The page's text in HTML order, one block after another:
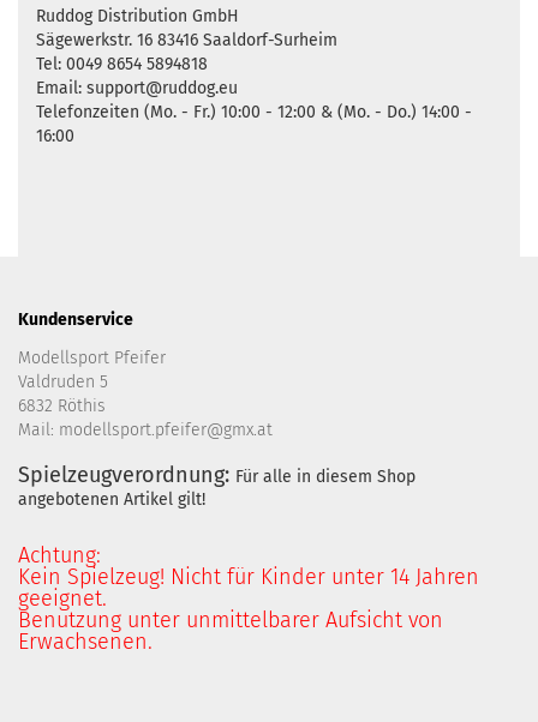
Ruddog Distribution GmbH
Sägewerkstr. 16 83416 Saaldorf-Surheim
Tel: 0049 8654 5894818
Email: support@ruddog.eu
Telefonzeiten (Mo. - Fr.) 10:00 - 12:00 & (Mo. - Do.) 14:00 -
16:00
Kundenservice
Modellsport Pfeifer
Valdruden 5
6832 Röthis
Mail: modellsport.pfeifer@gmx.at
Spielzeugverordnung: Für alle in diesem Shop
angebotenen Artikel gilt!
Achtung:
Kein Spielzeug! Nicht für Kinder unter 14 Jahren
geeignet.
Benutzung unter unmittelbarer Aufsicht von
Erwachsenen.